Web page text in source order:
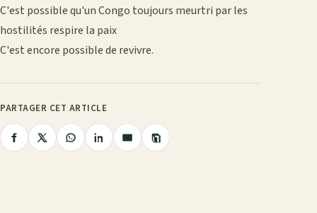
C'est possible qu'un Congo toujours meurtri par les
hostilités respire la paix
C'est encore possible de revivre.
PARTAGER CET ARTICLE
PartagerPartagerPartagerPartagerPartager
Copier
le